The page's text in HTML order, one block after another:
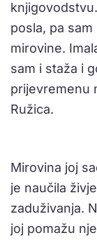
posla, pa
mirovine.
sam i staža i
prijevremenu
Ružica.
Mirovina joj
je naučila
zaduživanja.
joj pomažu